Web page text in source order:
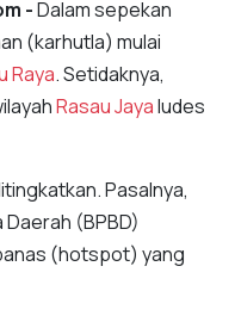
-Dalam sepekan
(karhutla) mulai
Raya. Setidaknya,
Rasau Jayaludes
Pasalnya,
(BPBD)
(hotspot) yang